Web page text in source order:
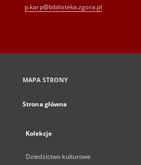
p.karp@biblioteka.zgora.pl
MAPA STRONY
Strona główna
Kolekcje
Dziedzictwo kulturowe